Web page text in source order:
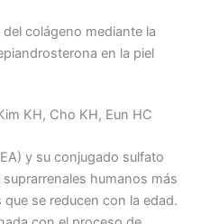
colágeno mediante la
en la piel
KH, Cho KH, Eun HC
y su conjugado sulfato
humanos más
se reducen con la edad.